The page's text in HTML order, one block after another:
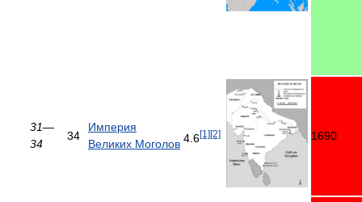
31—
34
34
Империя
Великих Моголов 4.6[1][2] 1690